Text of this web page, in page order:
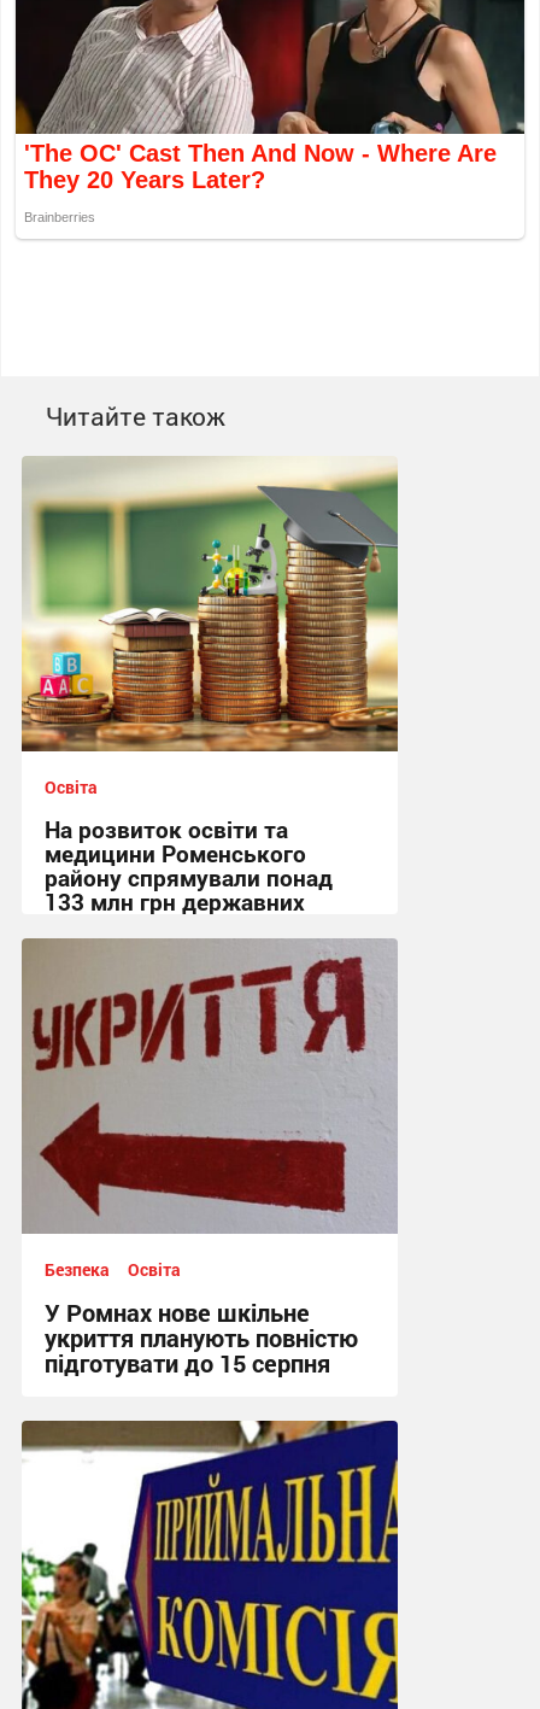
Читайте також
Освіта
На розвиток освіти та
медицини Роменського
району спрямували понад
133 млн грн державних
Безпека Освіта
У Ромнах нове шкільне
укриття планують повністю
підготувати до 15 серпня
15:00 сьогодні